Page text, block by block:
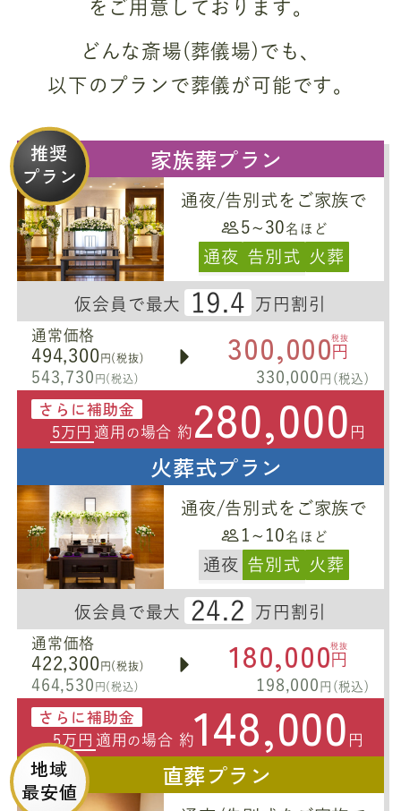
をご用意しております。
どんな斎場(葬儀場)でも、
以下のプランで葬儀が可能です。
推奨
プラン
家族葬プラン
通夜/告別式をご家族で
5~30 名ほど
通夜 告別式 火葬
仮会員で最大 19.4 万円割引
通常価格
494,300 円(税抜)
543,730 円(税込)
300,000税抜
円
330,000 円(税込)
さらに補助金
5万円 適用 の 場合 約 280,000 円
火葬式プラン
通夜/告別式をご家族で
1~10 名ほど
通夜 告別式 火葬
仮会員で最大 24.2 万円割引
通常価格
422,300 円(税抜)
464,530 円(税込)
180,000税抜
円
198,000 円(税込)
さらに補助金
5万円 適用 の 場合 約148,000 円
地域
最安値
直葬プラン